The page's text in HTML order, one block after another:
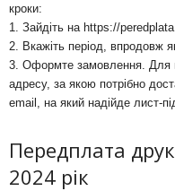
кроки:
1. Зайдіть на https://
2. Вкажіть період, впродовж
3. Оформте замовлення. Для
адресу, за якою потрібно
email, на який надійде лист-
Передплата
2024 рік